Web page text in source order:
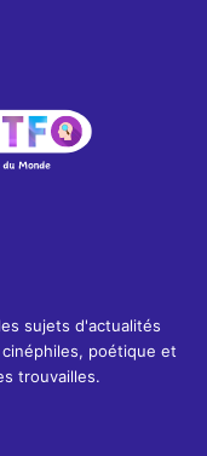
sujets d'actualités
poétique et
trouvailles.